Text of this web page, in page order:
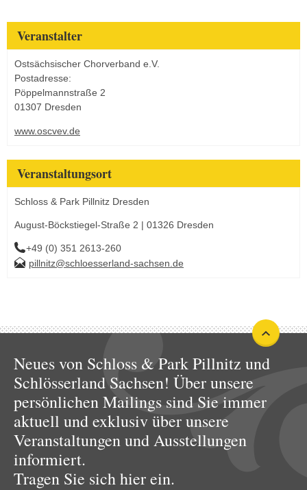
Veranstalter
Ostsächsischer Chorverband e.V.
Postadresse:
Pöppelmannstraße 2
01307 Dresden
www.oscvev.de
Veranstaltungsort
Schloss & Park Pillnitz Dresden
August-Böckstiegel-Straße 2 | 01326 Dresden
+49 (0) 351 2613-260
pillnitz@schloesserland-sachsen.de
Neues von Schloss & Park Pillnitz und
Schlösserland Sachsen! Über unsere
persönlichen Mailings sind Sie immer
aktuell und exklusiv über unsere
Veranstaltungen und Ausstellungen
informiert.
Tragen Sie sich hier ein.